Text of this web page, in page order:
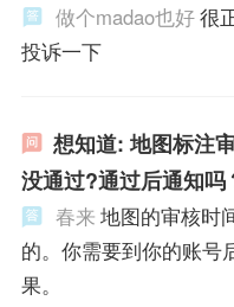
做个madao也好很
投诉一下
想知道: 地图标注
没通过?通过后通知吗
春来 地图的审核时
的。你需要到你的账号
果。